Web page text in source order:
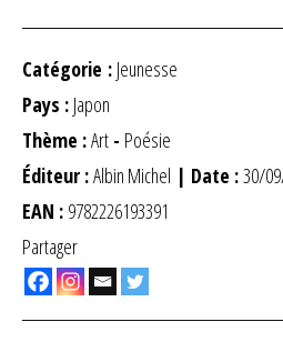
Catégorie : Jeunesse
Pays : Japon
Thème :Art - Poésie
Éditeur :Albin Michel | Date :30/
EAN : 9782226193391
Partager